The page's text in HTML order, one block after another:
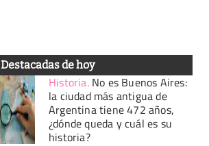
Destacadas de hoy
Historia. No es Buenos Aires:
la ciudad más antigua de
Argentina tiene 472 años,
¿dónde queda y cuál es su
historia?